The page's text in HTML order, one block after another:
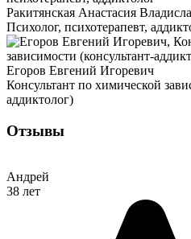
Ракитянская Анастасия
Психолог, психотерапевт,
Егоров Евгений Игоревич
Консультант по химической
аддиктолог)
Отзывы
Андрей
38 лет